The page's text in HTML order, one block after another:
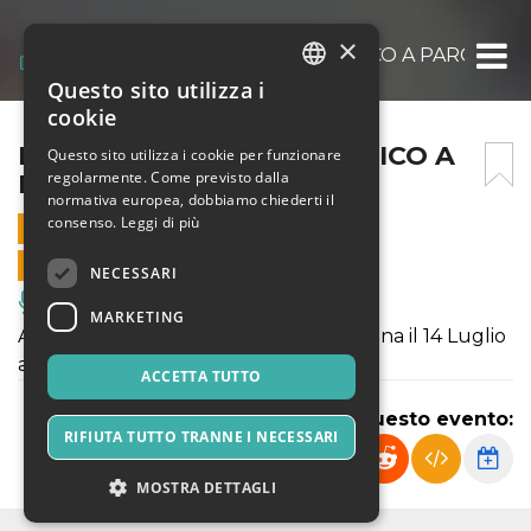
I TARANTOLATI DI TRICARICO A PARCO
I TARANTOLATI DI TRICARICO A
PARCO SCHUSTER
14 LUGLIO 2018 - 21:30
VENDITE ONLINE TERMINATE
Musica, Eventi Live, Club
Autentici interpreti della Taranta Lucana il 14 Luglio
a Parco Schuster.
Condividi questo evento:
×
Questo sito utilizza i
cookie
Questo sito utilizza i cookie per funzionare
regolarmente. Come previsto dalla
normativa europea, dobbiamo chiederti il
consenso. Leggi di più
NECESSARI
MARKETING
ACCETTA TUTTO
RIFIUTA TUTTO TRANNE I NECESSARI
MOSTRA DETTAGLI